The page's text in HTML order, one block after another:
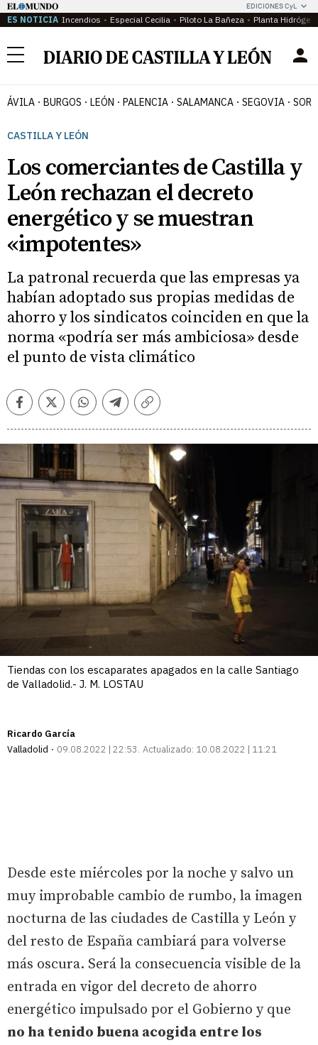
EDICIONES CyL
ES NOTICIA Incendios Especial Cecilia Piloto La Bañeza Planta
Menú
ÁVILA BURGOS LEÓN PALENCIA SALAMANCA SEGOVIA
CASTILLA Y LEÓN
Los comerciantes de Castilla y
León rechazan el decreto
energético y se muestran
«impotentes»
La patronal recuerda que las empresas ya
habían adoptado sus propias medidas de
ahorro y los sindicatos coinciden en que la
norma «podría ser más ambiciosa» desde
el punto de vista climático
FacebookTwitterWhatsappTelegramCopiar
Tiendas con los escaparates apagados en la calle Santiago
de Valladolid.- J. M. LOSTAU
Ricardo García
Valladolid
09.08.2022 | 22:53 Actualizado: 10.08.2022 | 11:21
Desde este miércoles por la noche y salvo un
muy improbable cambio de rumbo, la imagen
nocturna de las ciudades de Castilla y León y
del resto de España cambiará para volverse
más oscura. Será la consecuencia visible de la
entrada en vigor del decreto de ahorro
energético impulsado por el Gobierno y que
no ha tenido buena acogida entre los